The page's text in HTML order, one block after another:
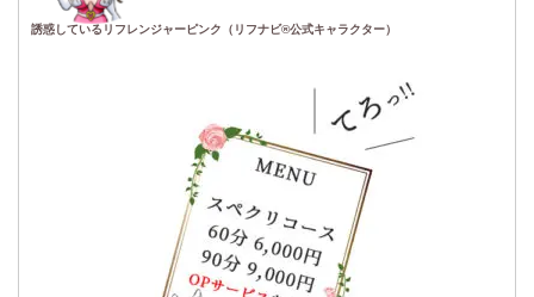
誘惑しているリフレンジャーピンク（リフナビ®公式キャラクター）